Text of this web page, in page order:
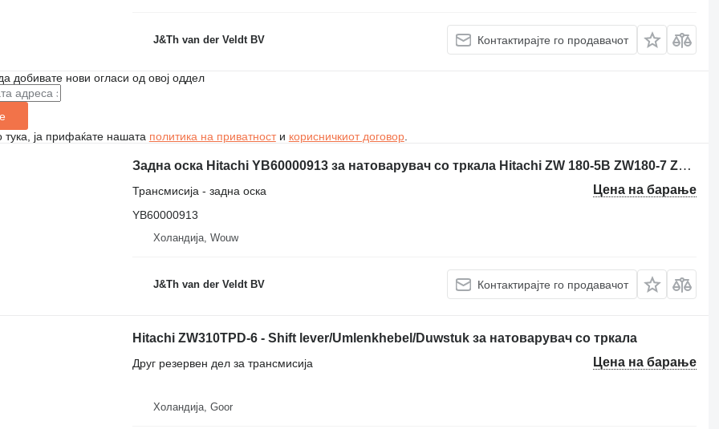
J&Th van der Veldt BV Контактирајте го продавачот
добивате нови огласи од овој оддел
ја прифаќате нашата политика на приватности корисничкиот договор.
Задна оска Hitachi YB60000913 за натоварувач со тркала Hitachi ZW 180-5B ZW180-7 ZX180-6
Цена на барање
Трансмисија - задна оска
YB60000913
Холандија, Wouw
J&Th van der Veldt BV Контактирајте го продавачот
Hitachi ZW310TPD-6 - Shift lever/Umlenkhebel/Duwstuk за натоварувач со тркала
Цена на барање
Друг резервен дел за трансмисија
Холандија, Goor